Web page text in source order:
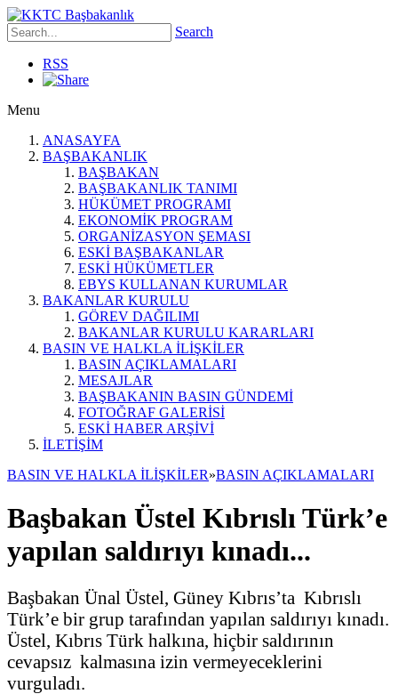
Search
RSS
Menu
ANASAYFA
BAŞBAKANLIK
BAŞBAKAN
BAŞBAKANLIK TANIMI
HÜKÜMET PROGRAMI
EKONOMİK PROGRAM
ORGANİZASYON ŞEMASI
ESKİ BAŞBAKANLAR
ESKİ HÜKÜMETLER
EBYS KULLANAN KURUMLAR
BAKANLAR KURULU
GÖREV DAĞILIMI
BAKANLAR KURULU KARARLARI
BASIN VE HALKLA İLİŞKİLER
BASIN AÇIKLAMALARI
MESAJLAR
BAŞBAKANIN BASIN GÜNDEMİ
FOTOĞRAF GALERİSİ
ESKİ HABER ARŞİVİ
İLETİŞİM
BASIN VE HALKLA İLİŞKİLER»BASIN AÇIKLAMALARI
Başbakan Üstel Kıbrıslı Türk’e
yapılan saldırıyı kınadı...
Başbakan Ünal Üstel, Güney Kıbrıs’ta Kıbrıslı
Türk’e bir grup tarafından yapılan saldırıyı kınadı.
Üstel, Kıbrıs Türk halkına, hiçbir saldırının
cevapsız kalmasına izin vermeyeceklerini
vurguladı.